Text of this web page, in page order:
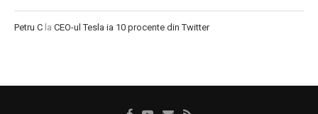
Petru C la CEO-ul Tesla ia 10 procente din Twitter